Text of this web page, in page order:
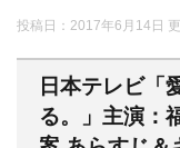
投稿日：2017年6月14日 更
日本テレビ「
る。」主演：